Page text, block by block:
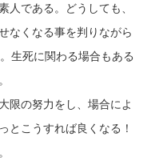
人である。どうしても、
なくなる事を判りながら
生死に関わる場合もある
限の努力をし、場合によ
とこうすれば良くなる！